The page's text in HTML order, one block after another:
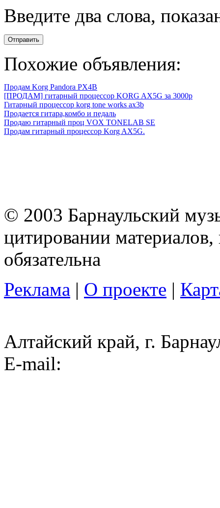
Введите два слова,
Отправить
Похожие объявления:
Продам Korg Pandora PX4B
[ПРОДАМ] гитарный процессор KORG AX5G за 3000р
Гитарный процессор korg tone works ax3b
Продается гитара,комбо и педаль
Продаю гитарный проц VOX TONELAB SE
Продам гитарный процессор Korg AX5G.
© 2003 Барнаульский
цитировании
обязательна
Реклама | О проекте |
Алтайский край, г.
E-mail: